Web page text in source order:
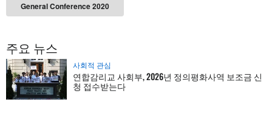
General Conference 2020
주요 뉴스
사회적 관심
연합감리교 사회부, 2026년 정의평화사역 보조금 신
청 접수받는다